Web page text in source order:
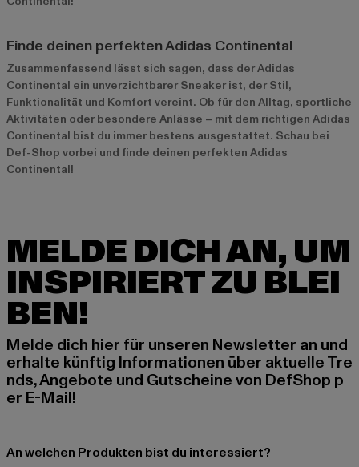
Finde deinen perfekten Adidas Continental
Zusammenfassend lässt sich sagen, dass der Adidas
Continental ein unverzichtbarer Sneaker ist, der Stil,
Funktionalität und Komfort vereint. Ob für den Alltag, sportliche
Aktivitäten oder besondere Anlässe – mit dem richtigen Adidas
Continental bist du immer bestens ausgestattet. Schau bei
Def-Shop vorbei und finde deinen perfekten Adidas
Continental!
MELDE DICH AN, UM
INSPIRIERT ZU BLEI
BEN!
Melde dich hier für unseren Newsletter an und
erhalte künftig Informationen über aktuelle Tre
nds, Angebote und Gutscheine von DefShop p
er E-Mail!
An welchen Produkten bist du interessiert?